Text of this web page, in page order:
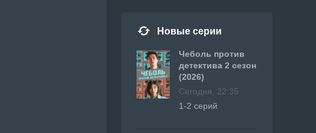
Новые серии
Чеболь против
детектива 2 сезон
(2026)
Сегодня, 22:35
1-2 серий